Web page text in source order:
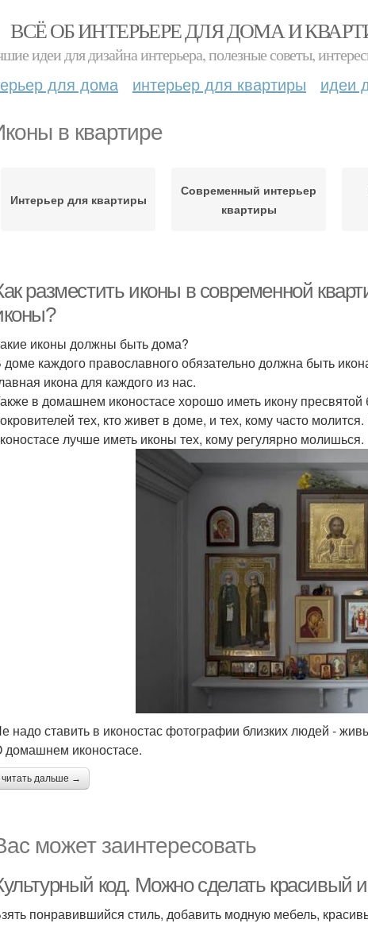
ВСЁ ОБ ИНТЕРЬЕРЕ ДЛЯ ДОМА И
идеи для дизайна интерьера, полезные советы,
для дома интерьер для квартиры идеи
в квартире
Интерьер для квартиры
Современный интерьер
квартиры
разместить иконы в современной
иконы должны быть дома?
доме каждого православного обязательно должна быть
икона для каждого из нас.
в домашнем иконостасе хорошо иметь икону
тех, кто живет в доме, и тех, кому часто
лучше иметь иконы тех, кому регулярно молишься.
надо ставить в иконостас фотографии близких людей -
домашнем иконостасе.
читать дальше →
может заинтересовать
код. Можно сделать красивый
понравившийся стиль, добавить модную мебель,